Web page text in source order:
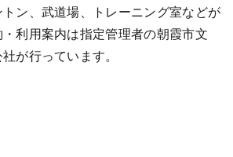
ン、武道場、トレーニング室などが
利用案内は指定管理者の朝霞市文
が行っています。